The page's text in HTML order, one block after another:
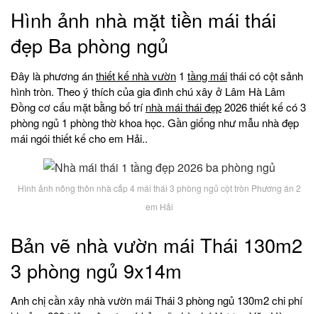
Hình ảnh nhà mặt tiền mái thái
đẹp Ba phòng ngủ
Đây là phương ánthiết kế nhà vườn 1 tầng máithái có cột sảnh
hình tròn. Theo ý thích của gia đình chú xây ở Lâm Hà Lâm
Đồng cơ cấu mặt bằng bố trínhà mái thái đẹp2026 thiết kế có 3
phòng ngủ 1 phòng thờ khoa học. Gần giống như mẫu nhà đẹp
mái ngói thiết kế cho em Hải..
Hình ảnh nông thôn nhà cấp 4 mái thái 3 phòng ngủ cột tròn Phương án 2
em Hải
Bản vẽ nhà vườn mái Thái 130m2
3 phòng ngủ 9x14m
Anh chị cần xây nhà vườn mái Thái 3 phòng ngủ 130m2 chi phí